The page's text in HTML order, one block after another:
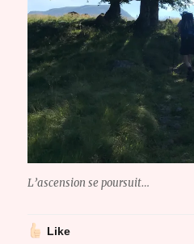
L’ascension se poursuit…
Like